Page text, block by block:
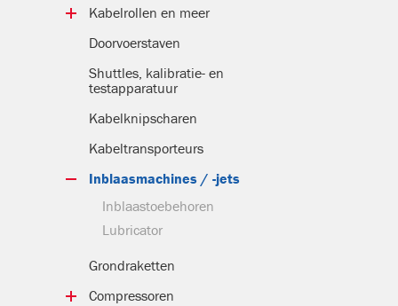
Mobiele kabeltreklieren
Vlieters
Swivels
Kabelrollen en meer
Kabelrollen
Hoekrollen
Buisrollen
Doorvoerstaven
Shuttles, kalibratie- en
testapparatuur
Kabelknip­scharen
Kabel­transporteurs
Inblaasmachines / -jets
Inblaastoebehoren
Lubricator
Grondraketten
Compressoren